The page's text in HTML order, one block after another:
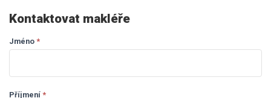
Kontaktovat makléře
Dotaz
Jméno *
Příjmení *
If you
are
leave